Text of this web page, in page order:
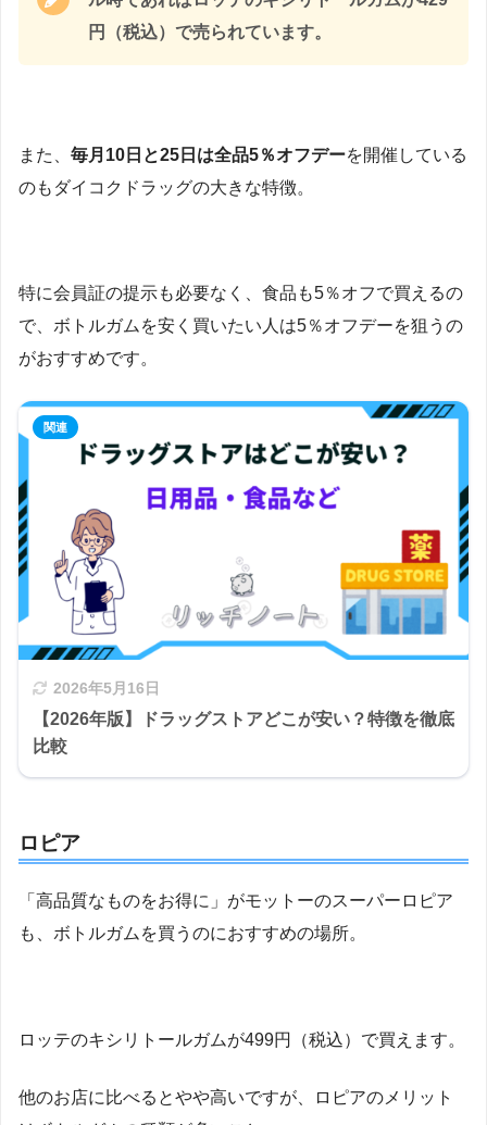
円（税込）で売られています。
また、 毎月10日と25日は全品5％オフデーを開催している
のもダイコクドラッグの大きな特徴。
特に会員証の提示も必要なく、食品も5％オフで買えるの
で、ボトルガムを安く買いたい人は5％オフデーを狙うの
がおすすめです。
2026年5月16日
【2026年版】ドラッグストアどこが安い？特徴を徹底
比較
ロピア
「高品質なものをお得に」がモットーのスーパーロピア
も、ボトルガムを買うのにおすすめの場所。
ロッテのキシリトールガムが499円（税込）で買えます。
他のお店に比べるとやや高いですが、ロピアのメリット